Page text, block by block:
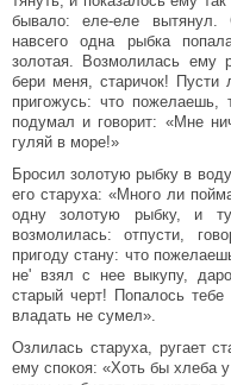
бывало: еле-еле вытянул.
навсего одна рыбка
золотая. Возмолилась ему
бери меня, старичок!
пригожусь: что
подумал и говорит: «Мне
гуляй в море!»
Бросил золотую рыбку в
его старуха: «Много ли
одну золотую рыбку, и
возмолилась: отпусти,
пригоду стану: что
не' взял с нее выкупу,
старый черт! Попалось
владать не сумел».
Озлилась старуха, ругает
ему спокоя: «Хоть бы хлеба